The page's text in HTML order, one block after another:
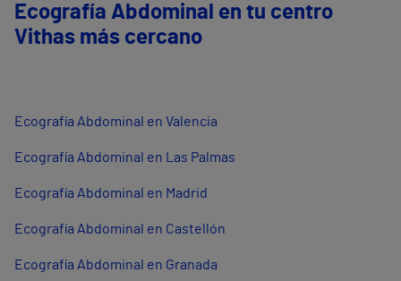
Ecografía Abdominal en tu centro
Vithas más cercano
Ecografía Abdominal en Valencia
Ecografía Abdominal en Las Palmas
Ecografía Abdominal en Madrid
Ecografía Abdominal en Castellón
Ecografía Abdominal en Granada